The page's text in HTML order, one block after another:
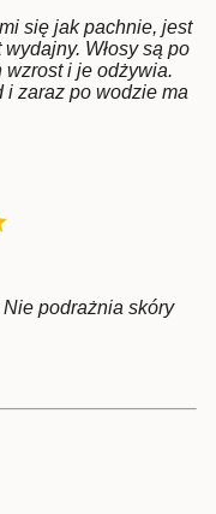
się jak pachnie, jest
Włosy są po
wzrost i je odżywia.
i zaraz po wodzie ma
podrażnia skóry